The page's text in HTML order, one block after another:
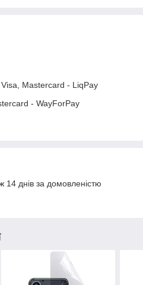
Mastercard - LiqPay
- WayForPay
днів за домовленістю